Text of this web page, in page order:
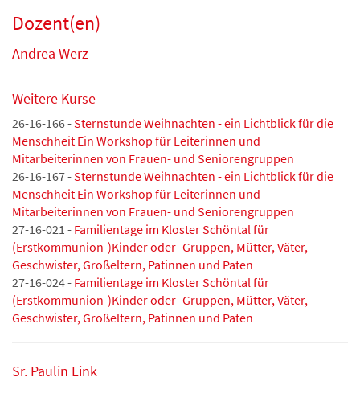
Dozent(en)
Andrea Werz
Weitere Kurse
26-16-166 -Sternstunde Weihnachten - ein Lichtblick für die
Menschheit Ein Workshop für Leiterinnen und
Mitarbeiterinnen von Frauen- und Seniorengruppen
26-16-167 -Sternstunde Weihnachten - ein Lichtblick für die
Menschheit Ein Workshop für Leiterinnen und
Mitarbeiterinnen von Frauen- und Seniorengruppen
27-16-021 - Familientage im Kloster Schöntal für
(Erstkommunion-)Kinder oder -Gruppen, Mütter, Väter,
Geschwister, Großeltern, Patinnen und Paten
27-16-024 - Familientage im Kloster Schöntal für
(Erstkommunion-)Kinder oder -Gruppen, Mütter, Väter,
Geschwister, Großeltern, Patinnen und Paten
Sr. Paulin Link